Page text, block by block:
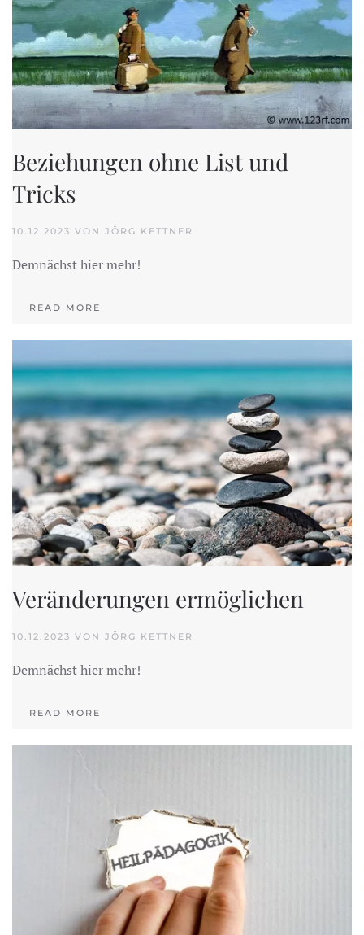
Beziehungen ohne List und
Tricks
10.12.2023 VON JÖRG KETTNER
Demnächst hier mehr!
READ MORE
Veränderungen ermöglichen
10.12.2023 VON JÖRG KETTNER
Demnächst hier mehr!
READ MORE